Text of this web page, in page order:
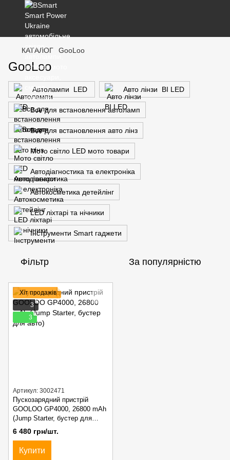
КАТАЛОГ GooLoo
GooLoo
Автолампи LED Авто лінзи BI LED
Все для встановлення автоламп
Все для встановлення авто лінз
Мото світло LED мото товари
Автодіагностика та електроніка
Автокосметика детейлінг
LED ліхтарі та нічники
Інструменти Smart гаджети
Фільтр За популярністю
Хіт продажів
3
3
Артикул: 3002471
Пускозарядний пристрій
GOOLOO GP4000, 26800 mAh
(Jump Starter, бустер для
авто)
6 480 грн/шт.
Купити